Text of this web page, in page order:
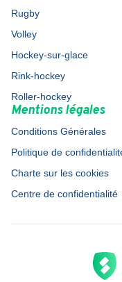
Rugby
Volley
Hockey-sur-glace
Rink-hockey
Roller-hockey
Mentions légales
Conditions Générales
Politique de
Charte sur les cookies
Centre de confidentialité